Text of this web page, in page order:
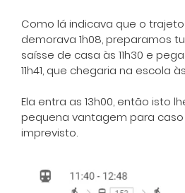
Como lá indicava que o
demorava 1h08, preparamos
saísse de casa às 11h30 e
11h41, que chegaria na escola
Ela entra as 13h00, então isto
pequena vantagem para
imprevisto.